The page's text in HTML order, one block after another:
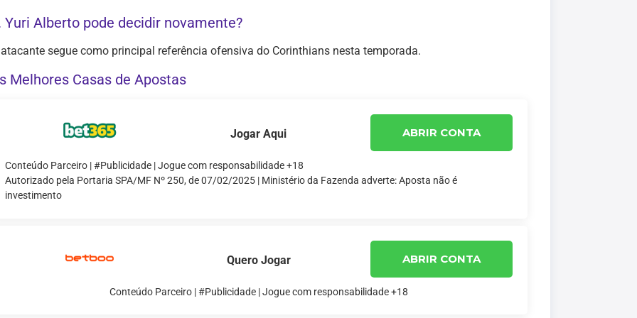
Yuri Alberto pode decidir novamente?
atacante segue como principal referência ofensiva do Corinthians nesta temporada.
Melhores Casas de Apostas
Jogar Aqui ABRIR CONTA
Conteúdo Parceiro | #Publicidade | Jogue com responsabilidade +18
Autorizado pela Portaria SPA/MF Nº 250, de 07/02/2025 | Ministério da Fazenda adverte: Aposta não é
investimento
Quero Jogar ABRIR CONTA
Conteúdo Parceiro | #Publicidade | Jogue com responsabilidade +18